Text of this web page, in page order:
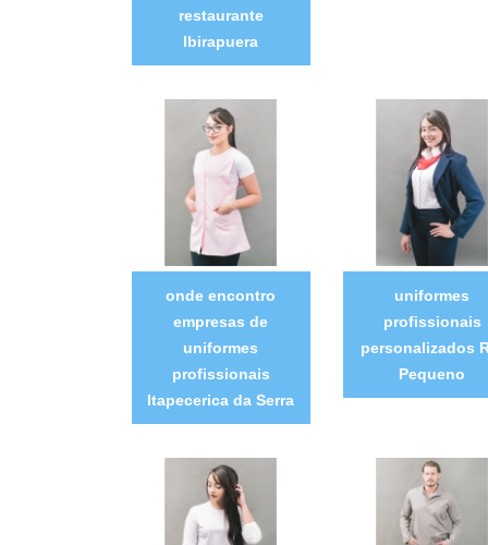
restaurante
Ibirapuera
onde encontro
empresas de
uniformes
profissionais
Itapecerica da Serra
uniformes
profissionais
personalizados
Pequeno